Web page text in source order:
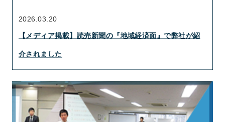
【メディア掲載】読売新聞の『地域経済面』で弊社が紹
介されました
2026.03.20